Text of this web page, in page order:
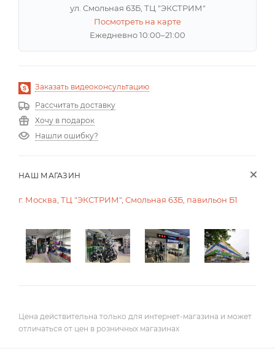
ул. Смольная 63Б, ТЦ "ЭКСТРИМ"
Посмотреть на карте
Ежедневно 10:00–21:00
Заказать видеоконсультацию
Рассчитать доставку
Хочу в подарок
Нашли ошибку?
НАШ МАГАЗИН
г. Москва, ТЦ "ЭКСТРИМ", Смольная 63Б, павильон Б1
Цена действительна только для интернет-магазина и может
отличаться от цен в розничных магазинах